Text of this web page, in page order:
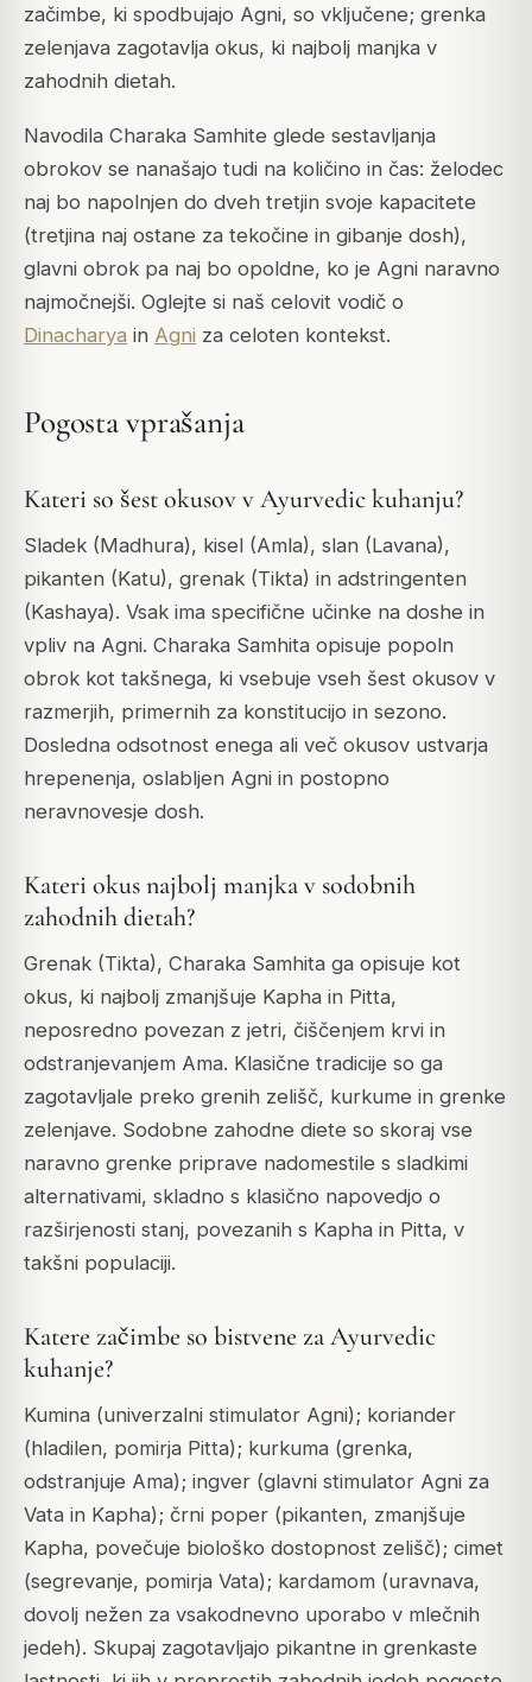
začimbe, ki spodbujajo Agni, so vključene; grenka
zelenjava zagotavlja okus, ki najbolj manjka v
zahodnih dietah.
Navodila Charaka Samhite glede sestavljanja
obrokov se nanašajo tudi na količino in čas: želodec
naj bo napolnjen do dveh tretjin svoje kapacitete
(tretjina naj ostane za tekočine in gibanje dosh),
glavni obrok pa naj bo opoldne, ko je Agni naravno
najmočnejši. Oglejte si naš celovit vodič o
Dinacharya in Agni za celoten kontekst.
Pogosta vprašanja
Kateri so šest okusov v Ayurvedic kuhanju?
Sladek (Madhura), kisel (Amla), slan (Lavana),
pikanten (Katu), grenak (Tikta) in adstringenten
(Kashaya). Vsak ima specifične učinke na doshe in
vpliv na Agni. Charaka Samhita opisuje popoln
obrok kot takšnega, ki vsebuje vseh šest okusov v
razmerjih, primernih za konstitucijo in sezono.
Dosledna odsotnost enega ali več okusov ustvarja
hrepenenja, oslabljen Agni in postopno
neravnovesje dosh.
Kateri okus najbolj manjka v sodobnih
zahodnih dietah?
Grenak (Tikta), Charaka Samhita ga opisuje kot
okus, ki najbolj zmanjšuje Kapha in Pitta,
neposredno povezan z jetri, čiščenjem krvi in
odstranjevanjem Ama. Klasične tradicije so ga
zagotavljale preko grenih zelišč, kurkume in grenke
zelenjave. Sodobne zahodne diete so skoraj vse
naravno grenke priprave nadomestile s sladkimi
alternativami, skladno s klasično napovedjo o
razširjenosti stanj, povezanih s Kapha in Pitta, v
takšni populaciji.
Katere začimbe so bistvene za Ayurvedic
kuhanje?
Kumina (univerzalni stimulator Agni); koriander
(hladilen, pomirja Pitta); kurkuma (grenka,
odstranjuje Ama); ingver (glavni stimulator Agni za
Vata in Kapha); črni poper (pikanten, zmanjšuje
Kapha, povečuje biološko dostopnost zelišč); cimet
(segrevanje, pomirja Vata); kardamom (uravnava,
dovolj nežen za vsakodnevno uporabo v mlečnih
jedeh). Skupaj zagotavljajo pikantne in grenkaste